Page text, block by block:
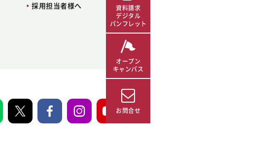
採用担当者様へ
資料請求
デジタル
パンフレット
オープン
キャンパス
お問合せ